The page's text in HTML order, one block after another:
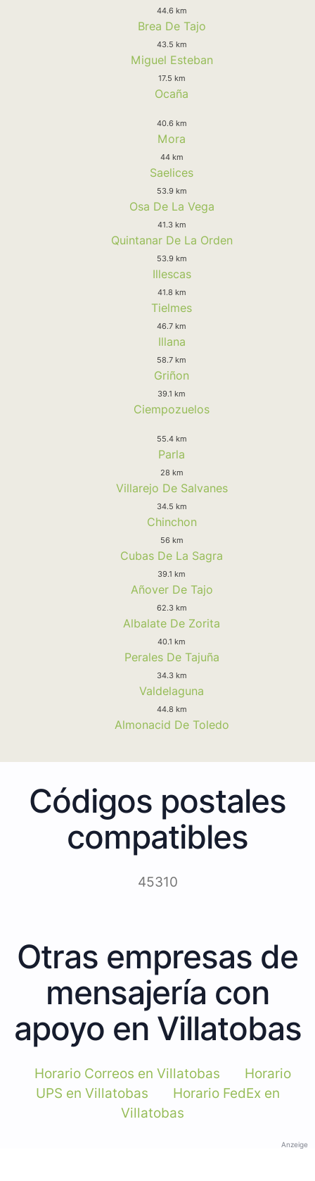
44.6 km
Brea De Tajo
43.5 km
Miguel Esteban
17.5 km
Ocaña
40.6 km
Mora
44 km
Saelices
53.9 km
Osa De La Vega
41.3 km
Quintanar De La Orden
53.9 km
Illescas
41.8 km
Tielmes
46.7 km
Illana
58.7 km
Griñon
39.1 km
Ciempozuelos
55.4 km
Parla
28 km
Villarejo De Salvanes
34.5 km
Chinchon
56 km
Cubas De La Sagra
39.1 km
Añover De Tajo
62.3 km
Albalate De Zorita
40.1 km
Perales De Tajuña
34.3 km
Valdelaguna
44.8 km
Almonacid De Toledo
Códigos postales
compatibles
45310
Otras empresas de
mensajería con
apoyo en Villatobas
Horario Correos en Villatobas
Horario
UPS en Villatobas
Horario FedEx en
Villatobas
Anzeige